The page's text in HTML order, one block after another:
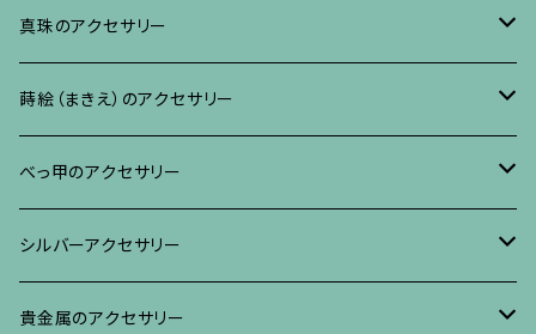
ブレスレット、バングル、その他
ネックレス・ペンダント
リング
ブレスレット・バングル、その他
イヤリング・ピアス
ネックレス、ペンダント
ブレスレット、その他
ブローチ
イヤリング・ピアス
ネックレス、ペンダント
リング
ブレスレット、その他
真珠のアクセサリー
ブローチ
イヤリング・ピアス
ネックレス、ペンダント
リング
蒔絵（まきえ）のアクセサリー
べっ甲に蒔絵のアクセサリー
ブローチ
イヤリング・ピアス
真珠に蒔絵のアクセサリー
ブローチ
水晶に蒔絵のアクセサリー
べっ甲のアクセサリー
ブローチ
イヤリング、ピアス
シルバーアクセサリー
ブローチ
貴金属のアクセサリー